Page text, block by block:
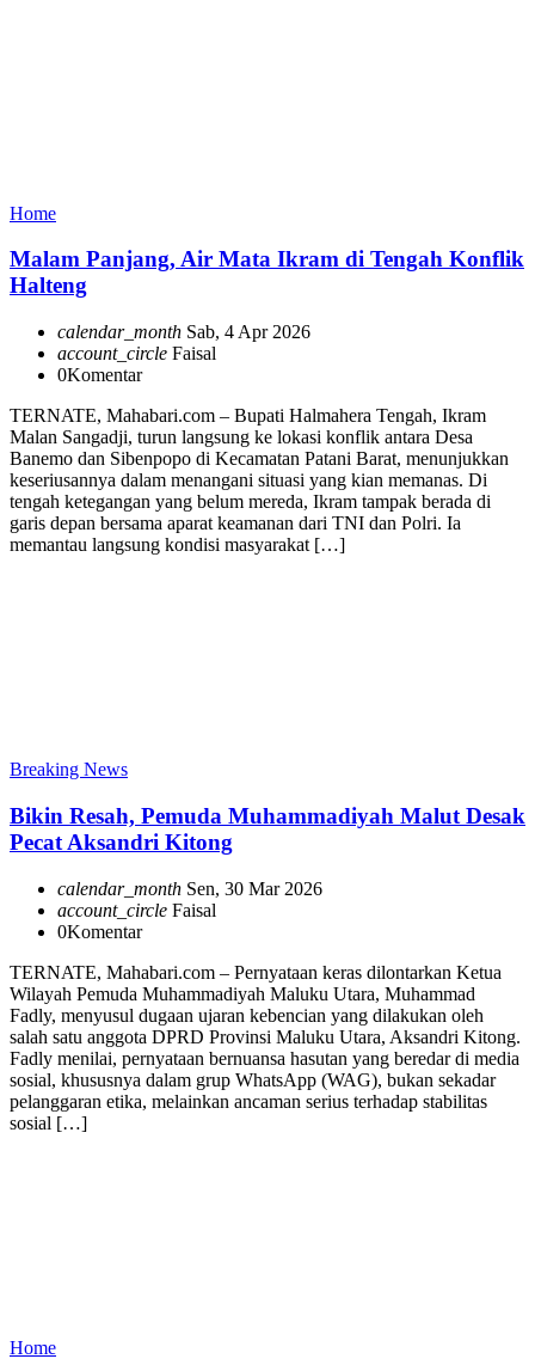
Home
Malam Panjang, Air Mata Ikram di Tengah Konflik
Halteng
calendar_month Sab, 4 Apr 2026
account_circle Faisal
0Komentar
TERNATE, Mahabari.com – Bupati Halmahera Tengah, Ikram
Malan Sangadji, turun langsung ke lokasi konflik antara Desa
Banemo dan Sibenpopo di Kecamatan Patani Barat, menunjukkan
keseriusannya dalam menangani situasi yang kian memanas. Di
tengah ketegangan yang belum mereda, Ikram tampak berada di
garis depan bersama aparat keamanan dari TNI dan Polri. Ia
memantau langsung kondisi masyarakat […]
Breaking News
Bikin Resah, Pemuda Muhammadiyah Malut Desak
Pecat Aksandri Kitong
calendar_month Sen, 30 Mar 2026
account_circle Faisal
0Komentar
TERNATE, Mahabari.com – Pernyataan keras dilontarkan Ketua
Wilayah Pemuda Muhammadiyah Maluku Utara, Muhammad
Fadly, menyusul dugaan ujaran kebencian yang dilakukan oleh
salah satu anggota DPRD Provinsi Maluku Utara, Aksandri Kitong.
Fadly menilai, pernyataan bernuansa hasutan yang beredar di media
sosial, khususnya dalam grup WhatsApp (WAG), bukan sekadar
pelanggaran etika, melainkan ancaman serius terhadap stabilitas
sosial […]
Home